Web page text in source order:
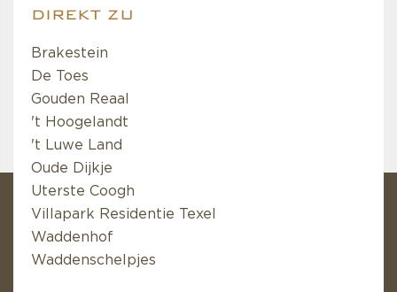
DIREKT ZU
Brakestein
De Toes
Gouden Reaal
't Hoogelandt
't Luwe Land
Oude Dijkje
Uterste Coogh
Villapark Residentie Texel
Waddenhof
Waddenschelpjes